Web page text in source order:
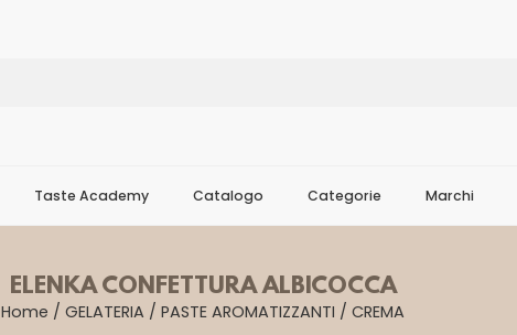
Taste Academy Catalogo Categorie Marchi
ELENKA CONFETTURA ALBICOCCA
Home / GELATERIA / PASTE AROMATIZZANTI / CREMA